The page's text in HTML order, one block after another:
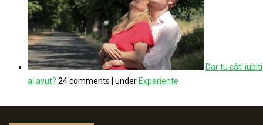
Dar tu câti iubiti
ai avut? 24 comments under Experiente